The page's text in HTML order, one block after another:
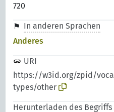
720
In anderen Sprachen
Anderes
URI
https://w3id.org/zpid/
types/other
Herunterladen des Begriffs